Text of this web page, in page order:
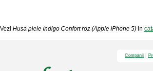
Vezi Husa piele Indigo Confort roz (Apple iPhone 5) in
Companii